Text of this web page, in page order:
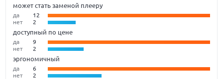
может стать заменой плееру
да
12
нет
2
доступный по цене
да
9
нет
2
эргономичный
да
6
нет
2